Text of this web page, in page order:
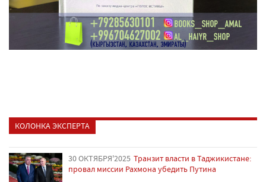
КОЛОНКА ЭКСПЕРТА
30 ОКТЯБРЯ'2025 Транзит власти в Таджикистане:
провал миссии Рахмона убедить Путина